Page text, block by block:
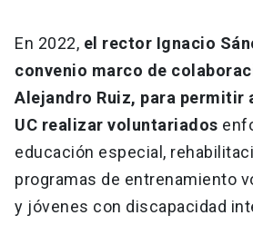
En 2022, el rector Ignacio
convenio marco de
Alejandro Ruiz, para permitir
UC realizar voluntariados
educación especial,
programas de entrenamiento
y jóvenes con discapacidad